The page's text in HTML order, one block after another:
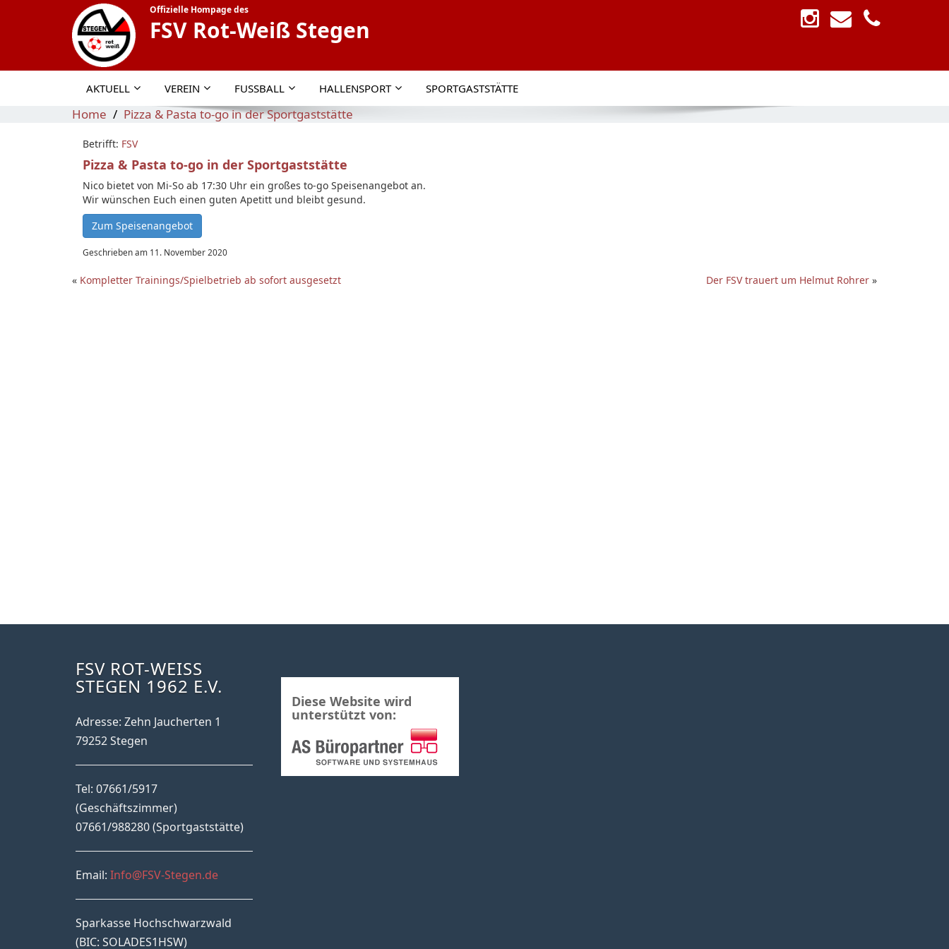
Offizielle Hompage des
FSV Rot-Weiß Stegen
AKTUELL VEREIN FUSSBALL HALLENSPORT SPORTGASTSTÄTTE
Home Pizza & Pasta to-go in der Sportgaststätte
Betrifft: FSV
Pizza & Pasta to-go in der Sportgaststätte
Nico bietet von Mi-So ab 17:30 Uhr ein großes to-go Speisenangebot an.
Wir wünschen Euch einen guten Apetitt und bleibt gesund.
Zum Speisenangebot
Geschrieben am 11. November 2020
« Kompletter Trainings/Spielbetrieb ab sofort ausgesetzt Der FSV trauert um Helmut Rohrer »
FSV ROT-WEISS S
TEGEN 1962 E.V.
Adresse: Zehn Jaucherten 1
79252 Stegen
Tel: 07661/5917
(Geschäftszimmer)
07661/988280 (Sportgaststätte)
Email: Info@FSV-Stegen.de
Sparkasse Hochschwarzwald
(BIC: SOLADES1HSW)
Diese Website wird
unterstützt von: